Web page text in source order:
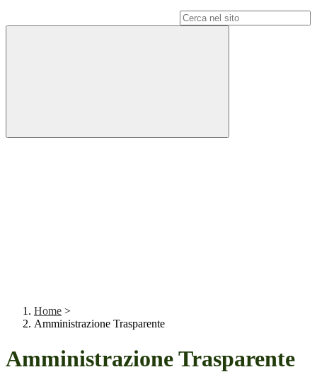
Home >
Amministrazione Trasparente
Amministrazione Trasparente